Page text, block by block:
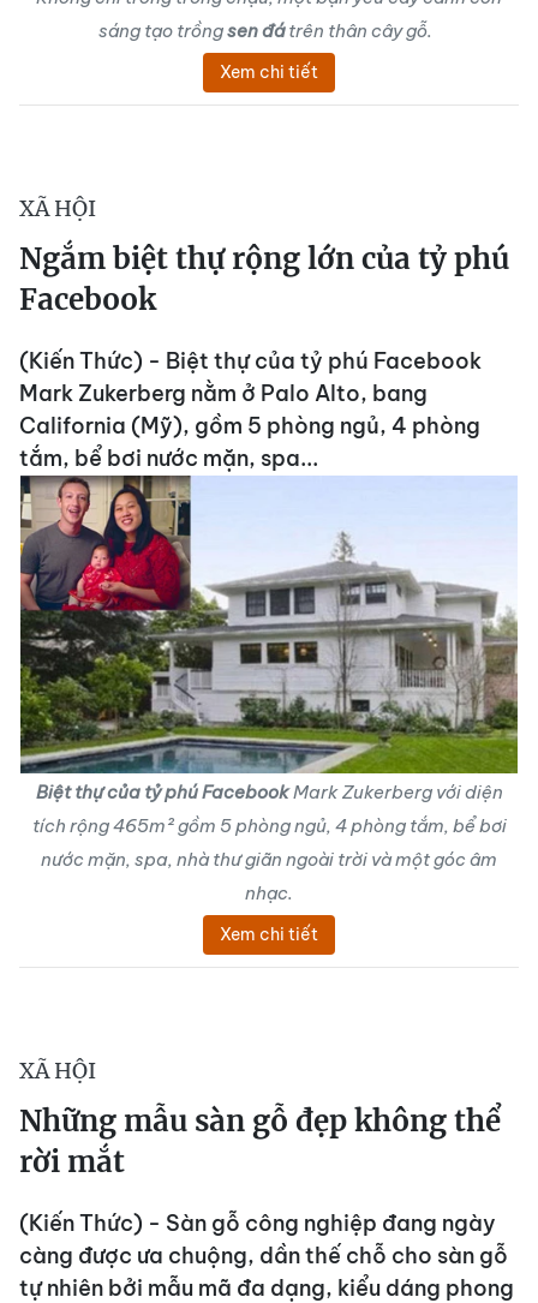
sáng tạo trồngsen đátrên thân cây gỗ.
Xem chi tiết
XÃ HỘI
Ngắm biệt thự rộng lớn của tỷ phú
Facebook
(Kiến Thức) - Biệt thự của tỷ phú Facebook
Mark Zukerberg nằm ở Palo Alto, bang
California (Mỹ), gồm 5 phòng ngủ, 4 phòng
tắm, bể bơi nước mặn, spa...
Biệt thự của tỷ phú FacebookMark Zukerberg với diện
tích rộng 465m² gồm 5 phòng ngủ, 4 phòng tắm, bể bơi
nước mặn, spa, nhà thư giãn ngoài trời và một góc âm
nhạc.
Xem chi tiết
XÃ HỘI
Những mẫu sàn gỗ đẹp không thể
rời mắt
(Kiến Thức) - Sàn gỗ công nghiệp đang ngày
càng được ưa chuộng, dần thế chỗ cho sàn gỗ
tự nhiên bởi mẫu mã đa dạng, kiểu dáng phong